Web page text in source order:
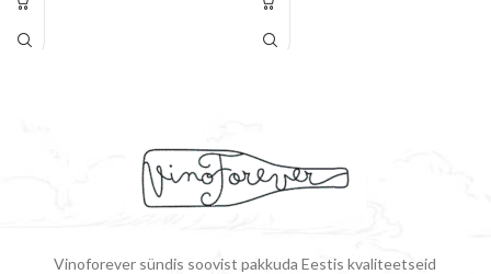
Vinoforever sündis soovist pakkuda Eestis kvaliteetseid